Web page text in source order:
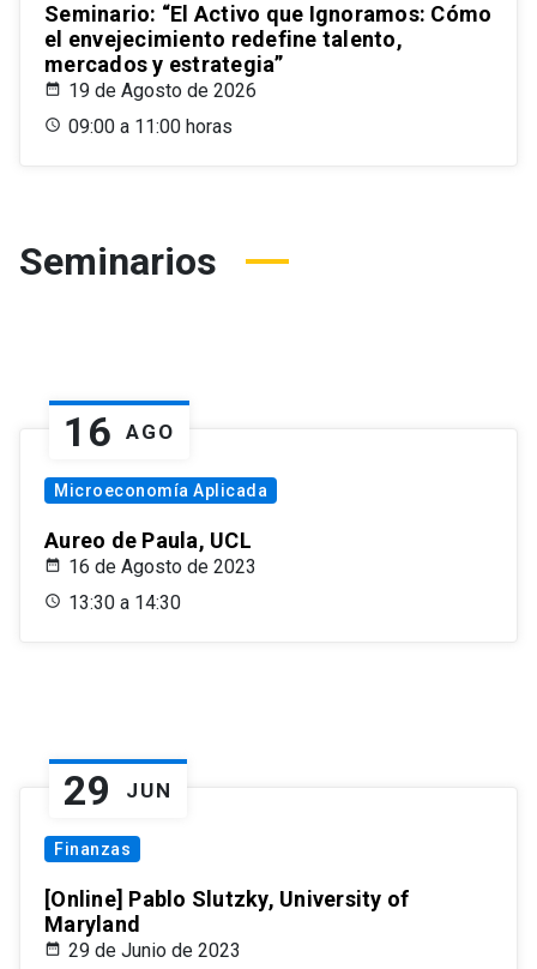
Seminario: “El Activo que Ignoramos: Cómo
el envejecimiento redefine talento,
mercados y estrategia”
19 de Agosto de 2026
09:00 a 11:00 horas
Seminarios
16 AGO
Microeconomía Aplicada
Aureo de Paula, UCL
16 de Agosto de 2023
13:30 a 14:30
29 JUN
Finanzas
[Online] Pablo Slutzky, University of
Maryland
29 de Junio de 2023